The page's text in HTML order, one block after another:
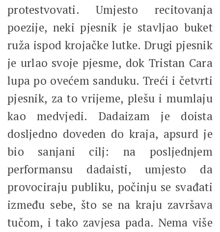
protestvovati. Umjesto recitovanja
poezije, neki pjesnik je stavljao buket
ruža ispod krojačke lutke. Drugi pjesnik
je urlao svoje pjesme, dok Tristan Cara
lupa po ovećem sanduku. Treći i četvrti
pjesnik, za to vrijeme, plešu i mumlaju
kao medvjedi. Dadaizam je doista
dosljedno doveden do kraja, apsurd je
bio sanjani cilj: na posljednjem
performansu dadaisti, umjesto da
provociraju publiku, počinju se svađati
između sebe, što se na kraju završava
tučom, i tako zavjesa pada. Nema više